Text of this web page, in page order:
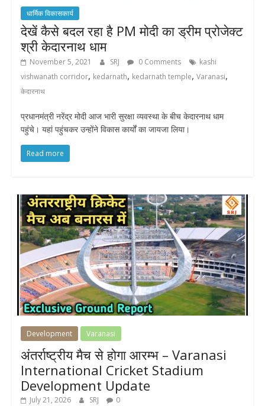
धार्मिक विकासकार्य
देखें कैसे बदल रहा है PM मोदी का ड्रीम प्रोजेक्ट
श्री केदारनाथ धाम
November 5, 2021 SRJ 0 Comments
kashi
vishwanath corridor, kedarnath, kedarnath temple, Varanasi,
केदारनाथ
प्रधानमंत्री नरेंद्र मोदी आज भारी सुरक्षा व्यवस्था के बीच केदारनाथ धाम
पहुंचे। यहां पहुंचकर उन्होंने विकास कार्यों का जायजा लिया।
Read more
Development Varanasi
अंतर्राष्ट्रीय मैच से होगा आरम्भ – Varanasi
International Cricket Stadium
Development Update
July 21, 2026 SRJ 0